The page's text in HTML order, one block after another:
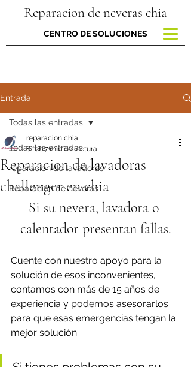
Reparacion de neveras chia
CENTRO DE SOLUCIONES
Entrada
Todas las entradas
reparacion de lavadoras
Reparación de neveras
Todas las entradas
Reparacion de lavadoras
challenger en chia
reparacion chia
8 feb7 min de lectura
Si su nevera, lavadora o
calentador presentan fallas.
Cuente con nuestro apoyo para la
solución de esos inconvenientes,
contamos con más de 15 años de
experiencia y podemos asesorarlos
para que esas emergencias tengan la
mejor solución.